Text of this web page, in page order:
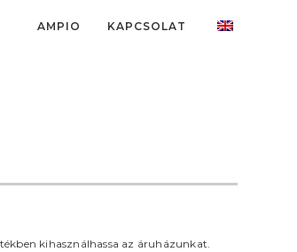
AMPIO KAPCSOLAT
kihasználhassa az áruházunkat.